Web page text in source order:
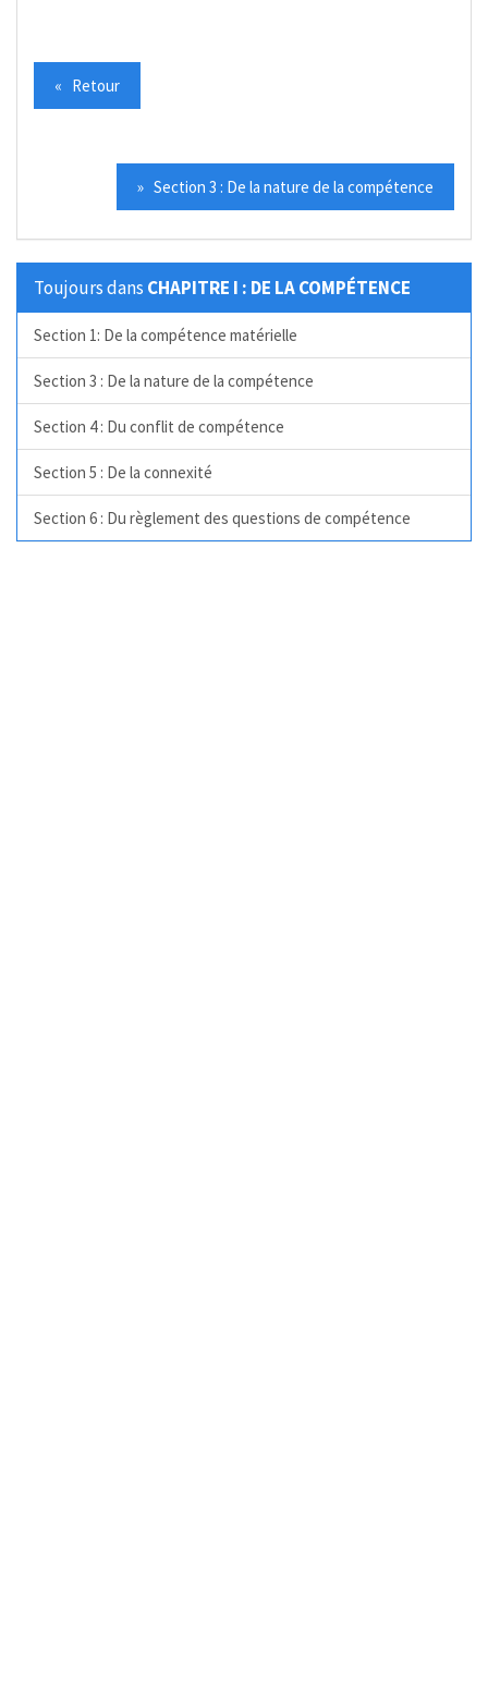
« Retour
» Section 3 : De la nature de la compétence
Toujours dans CHAPITRE I : DE LA COMPÉTENCE
Section 1: De la compétence matérielle
Section 3 : De la nature de la compétence
Section 4 : Du conflit de compétence
Section 5 : De la connexité
Section 6 : Du règlement des questions de compétence